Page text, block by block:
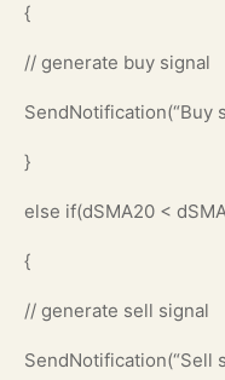
{
// generate buy signal
SendNotification(“Buy
}
else if(dSMA20 <
{
// generate sell signal
SendNotification(“Sell